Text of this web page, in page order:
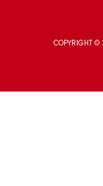
COPYRIGHT